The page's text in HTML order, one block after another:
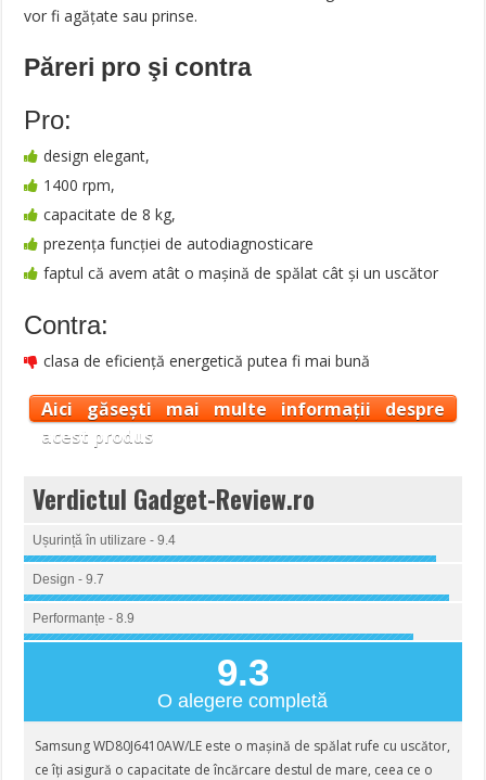
vor fi agăţate sau prinse.
Păreri pro şi contra
Pro:
design elegant,
1400 rpm,
capacitate de 8 kg,
prezenţa funcţiei de autodiagnosticare
faptul că avem atât o maşină de spălat cât şi un uscător
Contra:
clasa de eficiență energetică putea fi mai bună
Aici găsești mai multe informații despre
acest produs
Verdictul Gadget-Review.ro
Ușurință în utilizare - 9.4
Design - 9.7
Performanțe - 8.9
9.3
O alegere completă
Samsung WD80J6410AW/LE este o mașină de spălat rufe cu uscător,
ce îți asigură o capacitate de încărcare destul de mare, ceea ce o